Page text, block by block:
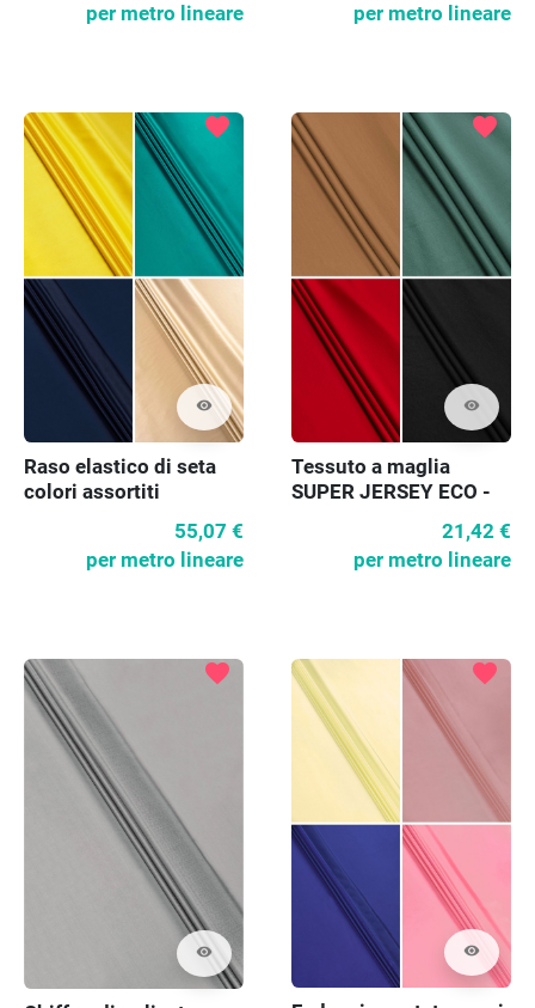
per metro lineare
per metro lineare
visibility
favorite
Raso elastico di seta
colori assortiti
55,07 €
per metro lineare
visibility
favorite
Tessuto a maglia
SUPER JERSEY ECO -
21,42 €
per metro lineare
visibility
favorite
visibility
favorite